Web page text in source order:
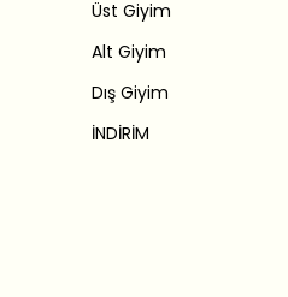
Üst Giyim
Alt Giyim
Dış Giyim
İNDİRİM